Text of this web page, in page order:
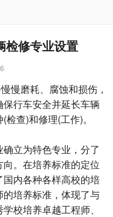
检修专业设置
慢磨耗、腐蚀和损伤，
行车安全并延长车辆
查)和修理(工作)。
立为特色专业，分了
。在培养标准的定位
内各种各样高校的培
培养标准，体现了与
校培养卓越工程师、